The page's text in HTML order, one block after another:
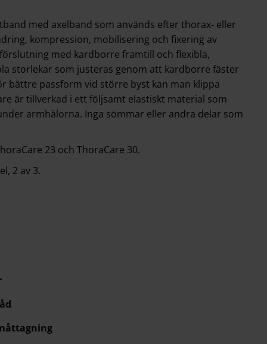
med axelband som används efter thorax- eller
kompression, mobilisering och fixering av
med kardborre framtill och flexibla,
storlekar som justeras genom att kardborre fäster
bättre passform vid större byst kan man klippa
är tillverkad i ett följsamt elastiskt material som
armhålorna. Inga sömmar eller andra delar som
23 och ThoraCare 30.
2 av 3.